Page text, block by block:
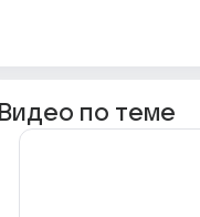
Видео по теме